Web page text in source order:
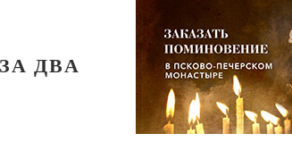
ДВА